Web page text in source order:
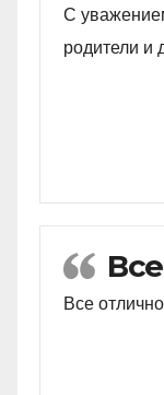
С
родители и
Все отлично